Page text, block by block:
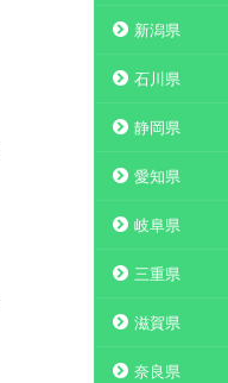
新潟県
石川県
静岡県
愛知県
岐阜県
三重県
滋賀県
奈良県